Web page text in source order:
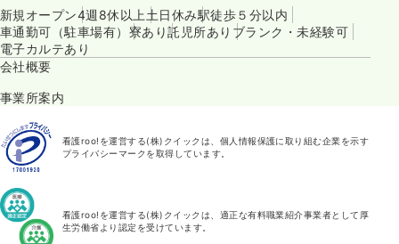
新規オープン4週8休以上 土日休み駅徒歩５分以内
車通勤可（駐車場有） 寮あり託児所あり ブランク・未経験可
電子カルテあり
会社概要
事業所案内
看護roo!を運営する(株)クイックは、個人情報保護に取り組む企業を示す
プライバシーマークを取得しています。
看護roo!を運営する(株)クイックは、適正な有料職業紹介事業者として厚
生労働省より認定を受けています。